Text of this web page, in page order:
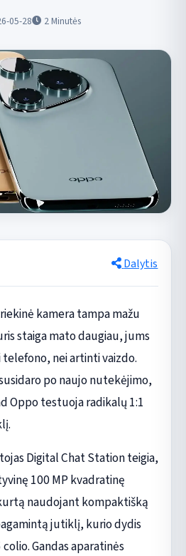
05-28 2Minutės
Dalytis
kamera tampa mažu
staiga mato daugiau, jums
nei artinti vaizdo.
po naujo nutekėjimo,
Oppo testuoja radikalų 1:1
Digital Chat Station teigia,
100 MP kvadratinę
naudojant kompaktišką
jutiklį, kurio dydis
Gandas aparatinės